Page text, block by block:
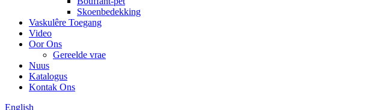
Skoenbedekking
Vaskulêre Toegang
Video
Oor Ons
Gereelde vrae
Nuus
Katalogus
Kontak Ons
English